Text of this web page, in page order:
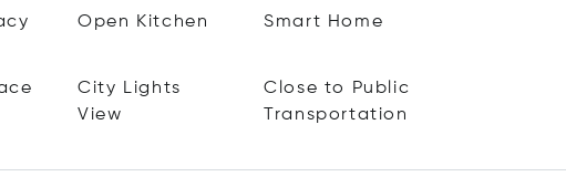
Open Kitchen Smart Home
City Lights
View
Close to Public
Transportation